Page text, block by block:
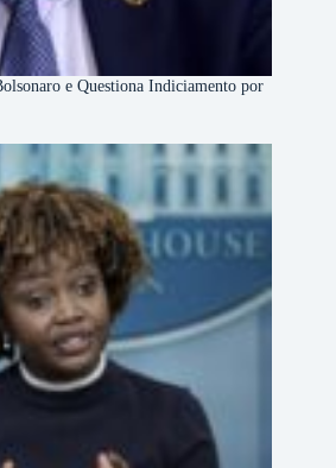
e Questiona Indiciamento por